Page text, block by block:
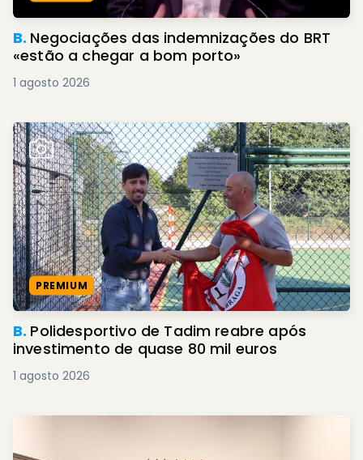
B. Negociações das indemnizações do BRT
«estão a chegar a bom porto»
1 agosto 2026
PREMIUM
B. Polidesportivo de Tadim reabre após
investimento de quase 80 mil euros
1 agosto 2026